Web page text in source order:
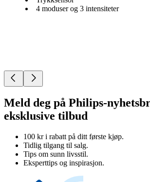
4 moduser og 3 intensiteter
Meld deg på Philips-
eksklusive tilbud
100 kr i rabatt på ditt første kjøp.
Tidlig tilgang til salg.
Tips om sunn livsstil.
Eksperttips og inspirasjon.